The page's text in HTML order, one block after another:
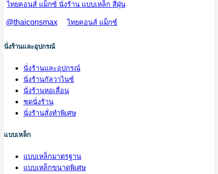
ไทยคอนส์ แม็กซ์ นั่งร้าน แบบเหล็ก สีฝุ่น
@thaiconsmax ไทยคอนส์ แม็กซ์
นั่งร้านและอุปกรณ์
นั่งร้านและอุปกรณ์
นั่งร้านกัลวาไนซ์
นั่งร้านหอเลื่อน
ชุดนั่งร้าน
นั่งร้านสั่งทำพิเศษ
แบบเหล็ก
แบบเหล็กมาตรฐาน
แบบเหล็กขนาดพิเศษ